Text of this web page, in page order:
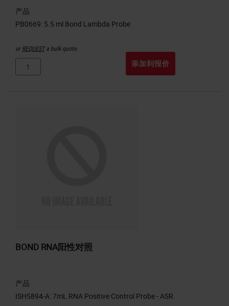
产品
orREQUESTa bulk quote.
添加到报价
BOND RNA阳性对照
产品